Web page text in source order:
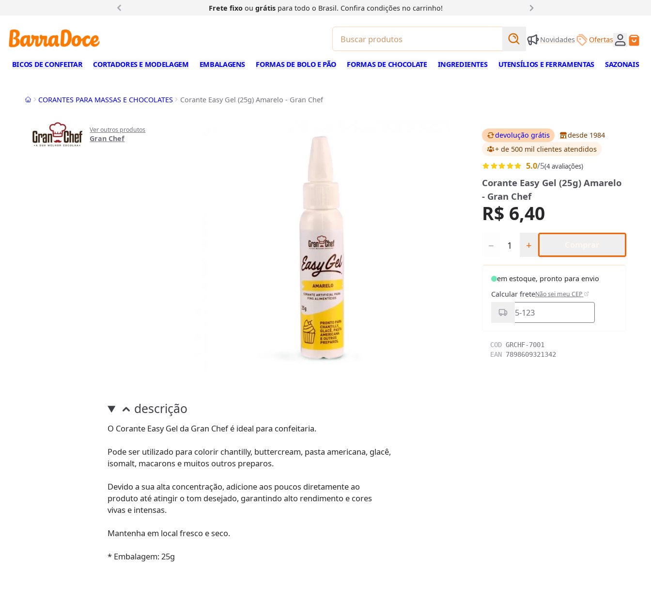
Frete fixoou grátispara todo o Brasil. Confira condições no carrinho!
Buscar produtos
Buscar
Novidades Ofertas
BICOS DE CONFEITAR CORTADORES E MODELAGEM EMBALAGENS FORMAS DE BOLO E PÃO FORMAS DE CHOCOLATE INGREDIENTES UTENSÍLIOS E FERRAMENTAS SAZONAIS
InícioCORANTES PARA MASSAS E CHOCOLATES Corante Easy Gel (25g) Amarelo - Gran Chef
Ver outros produtos
Gran Chef devolução grátis
desde 1984
+ de 500 mil clientes atendidos
5.0/5(4 avaliações)
Corante Easy Gel (25g) Amarelo
- Gran Chef
R$ 6,40
− +
em estoque, pronto para envio
Calcular freteNão sei meu CEP
COD GRCHF-7001
EAN 7898609321342
descrição
O Corante Easy Gel da Gran Chef é ideal para confeitaria.
Pode ser utilizado para colorir chantilly, buttercream, pasta americana, glacê,
isomalt, macarons e muitos outros preparos.
Devido a sua alta concentração, adicione aos poucos diretamente ao
produto até atingir o tom desejado, garantindo alto rendimento e cores
vivas e intensas.
Mantenha em local fresco e seco.
* Embalagem: 25g